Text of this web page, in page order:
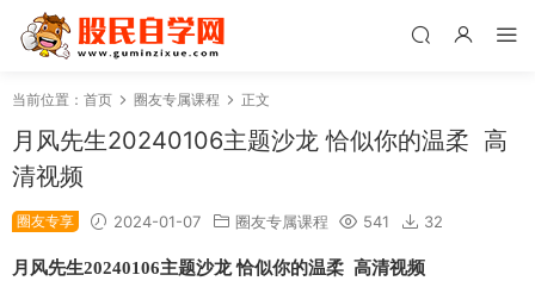
当前位置： 首页 圈友专属课程 正文
月风先生20240106主题沙龙 恰似你的温柔 高
清视频
圈友专享 2024-01-07 圈友专属课程 541 32
月风先生20240106主题沙龙 恰似你的温柔 高清视频